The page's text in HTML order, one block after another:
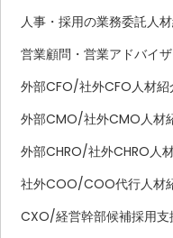
人事・採用の業務委託人
営業顧問・営業アドバイ
外部CFO/社外CFO人材紹
外部CMO/社外CMO人材
外部CHRO/社外CHRO人
社外COO/COO代行人材
CXO/経営幹部候補採用支